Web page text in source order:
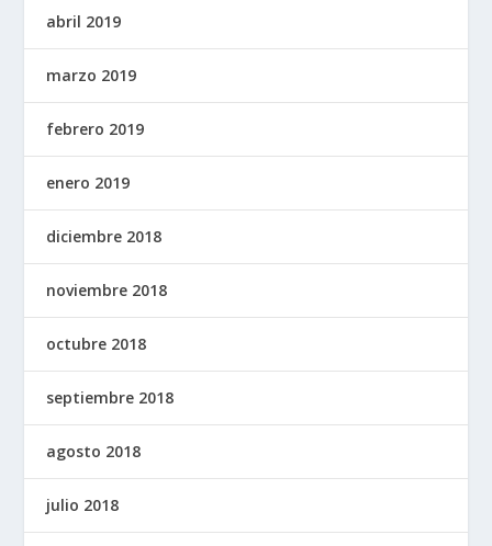
abril 2019
marzo 2019
febrero 2019
enero 2019
diciembre 2018
noviembre 2018
octubre 2018
septiembre 2018
agosto 2018
julio 2018